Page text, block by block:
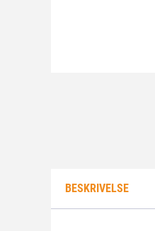
BESKRIVELSE